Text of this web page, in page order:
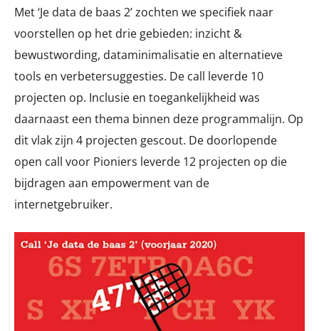
Met ‘Je data de baas 2’ zochten we specifiek naar
voorstellen op het drie gebieden: inzicht &
bewustwording, dataminimalisatie en alternatieve
tools en verbetersuggesties. De call leverde 10
projecten op. Inclusie en toegankelijkheid was
daarnaast een thema binnen deze programmalijn. Op
dit vlak zijn 4 projecten gescout. De doorlopende
open call voor Pioniers leverde 12 projecten op die
bijdragen aan empowerment van de
internetgebruiker.